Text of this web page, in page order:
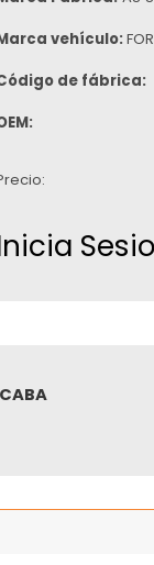
vehículo:
de fábrica: